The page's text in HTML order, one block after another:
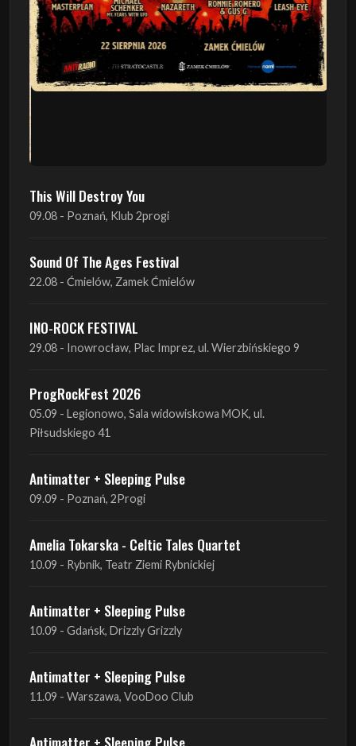
This Will Destroy You
09.08 - Poznań, Klub 2progi
Sound Of The Ages Festival
22.08 - Ćmielów, Zamek Ćmielów
INO-ROCK FESTIVAL
29.08 - Inowrocław, Plac Imprez, ul. Wierzbińskiego 9
ProgRockFest 2026
Antimatter + Sleeping Pulse
09.09 - Poznań, 2Progi
Amelia Tokarska - Celtic Tales Quartet
10.09 - Rybnik, Teatr Ziemi Rybnickiej
Antimatter + Sleeping Pulse
Antimatter + Sleeping Pulse
11.09 - Warszawa, VooDoo Club
Antimatter + Sleeping Pulse
12.09 - Kraków, Hype Park
Amelia Tokarska - Celtic Tales Quartet